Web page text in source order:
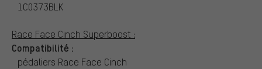
1C0373BLK
Race Face Cinch Superboost :
Compatibilité :
pédaliers Race Face Cinch